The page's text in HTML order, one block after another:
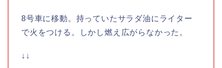
8号車に移動。持っていたサラダ油にライター
で火をつける。しかし燃え広がらなかった。
↓↓